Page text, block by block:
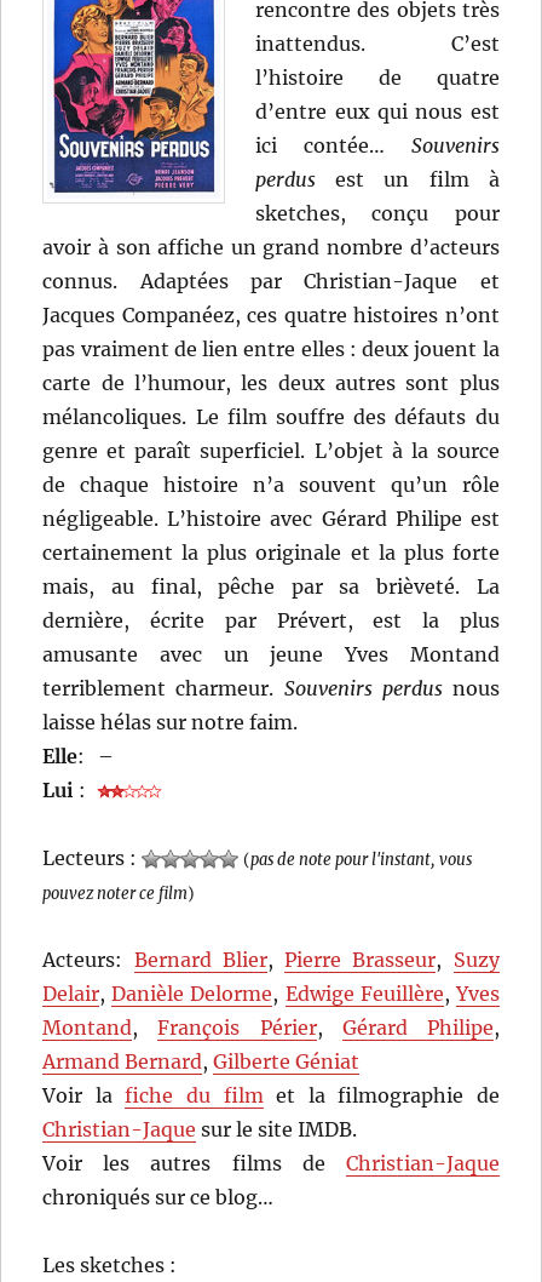
rencontre des objets très
inattendus. C’est
l’histoire de quatre
d’entre eux qui nous est
ici contée… Souvenirs
perdus est un film à
sketches, conçu pour
avoir à son affiche un grand nombre d’acteurs
connus. Adaptées par Christian-Jaque et
Jacques Companéez, ces quatre histoires n’ont
pas vraiment de lien entre elles : deux jouent la
carte de l’humour, les deux autres sont plus
mélancoliques. Le film souffre des défauts du
genre et paraît superficiel. L’objet à la source
de chaque histoire n’a souvent qu’un rôle
négligeable. L’histoire avec Gérard Philipe est
certainement la plus originale et la plus forte
mais, au final, pêche par sa brièveté. La
dernière, écrite par Prévert, est la plus
amusante avec un jeune Yves Montand
terriblement charmeur. Souvenirs perdusnous
laisse hélas sur notre faim.
Elle:
–
Lui :
Lecteurs : (pas de note pour l'instant, vous
pouvez noter ce film)
Acteurs: Bernard Blier,Pierre Brasseur, Suzy
Delair,Danièle Delorme, Edwige Feuillère,Yves
Montand,François Périer, Gérard Philipe,
Armand Bernard,Gilberte Géniat
Voir lafiche du film et la filmographie de
Christian-Jaque sur le site IMDB.
Voir les autres films de Christian-Jaque
chroniqués sur ce blog…
Les sketches :